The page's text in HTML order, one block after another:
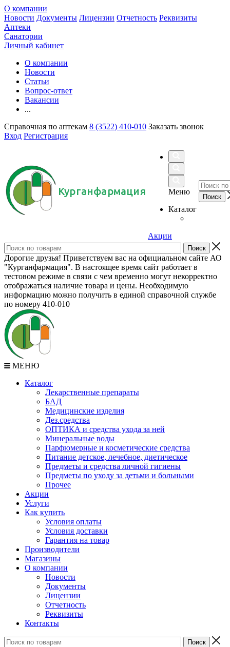
О компании
Новости Документы Лицензии Отчетность Реквизиты
Аптеки
Санатории
Личный кабинет
О компании
Новости
Статьи
Вопрос-ответ
Вакансии
...
Справочная по аптекам 8 (3522) 410-010 Заказать звонок
Вход Регистрация
Курганфармация
Меню
Каталог
Акции
Дорогие друзья! Приветствуем вас на официальном сайте АО
"Курганфармация". В настоящее время сайт работает в
тестовом режиме в связи с чем временно могут некорректно
отображаться наличие товара и цены. Необходимую
информацию можно получить в единой справочной службе
по номеру 410-010
МЕНЮ
Каталог
Лекарственные препараты
БАД
Медицинские изделия
Дез.средства
ОПТИКА и средства ухода за ней
Минеральные воды
Парфюмерные и косметические средства
Питание детское, лечебное, диетическое
Предметы и средства личной гигиены
Предметы по уходу за детьми и больными
Прочее
Акции
Услуги
Как купить
Условия оплаты
Условия доставки
Гарантия на товар
Производители
Магазины
О компании
Новости
Документы
Лицензии
Отчетность
Реквизиты
Контакты